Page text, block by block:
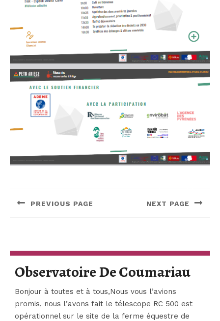
de
PREVIOUS PAGE NEXT PAGE
Observatoire De Coumariau
Bonjour à toutes et à tous,Nous vous l’avions
promis, nous l’avons fait le télescope RC 500 est
opérationnel sur le site de la ferme équestre de